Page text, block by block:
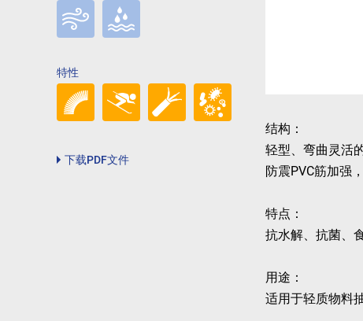
特性
下载PDF文件
结构：
轻型、弯曲灵活
防震PVC筋加强
特点：
抗水解、抗菌、
用途：
适用于轻质物料